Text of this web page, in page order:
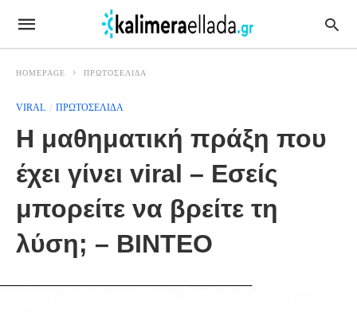
HOMEPAGE ΠΡΩΤΟΣΕΛΙΔΑ
VIRAL ΠΡΩΤΟΣΕΛΙΔΑ
Η μαθηματική πράξη που
έχει γίνει viral – Εσείς
μπορείτε να βρείτε τη
λύση; – ΒΙΝΤΕΟ